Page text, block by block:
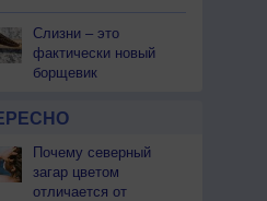
Слизни – это
фактически новый
борщевик
Почему северный
загар цветом
отличается от